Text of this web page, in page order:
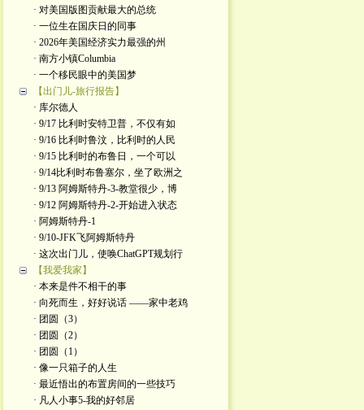
· 对美国版图贡献最大的总统
· 一位生在国庆日的同事
· 2026年美国经济实力最强的州
· 南方小镇Columbia
· 一个移民眼中的美国梦
【出门儿-旅行报告】
· 库尔德人
· 9/17 比利时安特卫普，不仅有如
· 9/16 比利时鲁汶，比利时的人民
· 9/15 比利时的布鲁日，一个可以
· 9/14比利时布鲁塞尔，坐了欧洲之
· 9/13 阿姆斯特丹-3-教堂很少，博
· 9/12 阿姆斯特丹-2-开始进入状态
· 阿姆斯特丹-1
· 9/10-JFK飞阿姆斯特丹
· 这次出门儿，使唤ChatGPT规划行
【我爱我家】
· 本来是件不相干的事
· 向死而生，好好说话 ——家中老鸡
· 团圆（3）
· 团圆（2）
· 团圆（1）
· 像一只箱子的人生
· 最近悟出的布置房间的一些技巧
· 凡人小事5-我的好邻居